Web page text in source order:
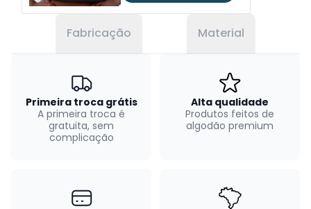
Fabricação Material
Primeira troca grátis
A primeira troca é
gratuita, sem
complicação
Alta qualidade
Produtos feitos de
algodão premium